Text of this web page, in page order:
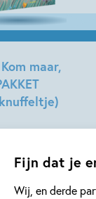
Fijn dat je
Wij, en derde
maar,